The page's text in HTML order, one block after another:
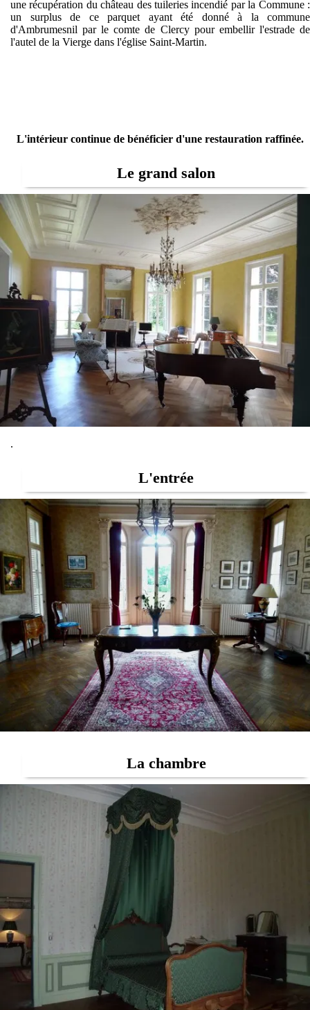
une récupération du château des tuileries incendié par la Commune :
un surplus de ce parquet ayant été donné à la commune
d'Ambrumesnil par le comte de Clercy pour embellir l'estrade de
l'autel de la Vierge dans l'église Saint-Martin.
L'intérieur continue de bénéficier d'une restauration raffinée.
Le grand salon
.
L'entrée
La chambre